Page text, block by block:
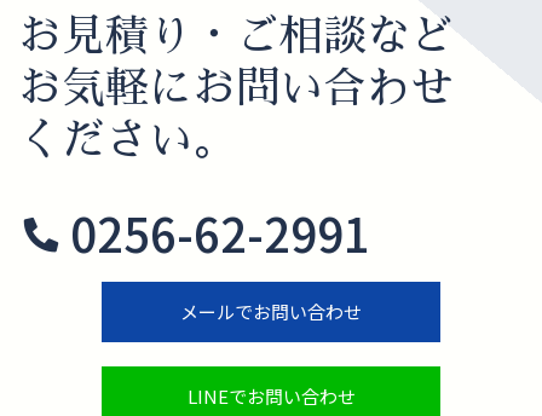
お見積り・ご相談など
お気軽にお問い合わせ
ください。
0256-62-2991
メールでお問い合わせ
LINEでお問い合わせ